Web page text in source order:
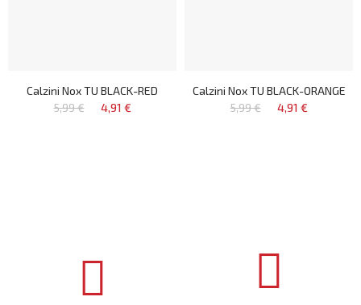
Calzini Nox TU BLACK-RED
5,99 €
4,91 €
Calzini Nox TU BLACK-ORANGE
5,99 €
4,91 €